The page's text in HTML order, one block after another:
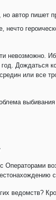
автор пишет
нечто
невозможно.
Дождаться
или все
выбивания
с Операторами
ведомств?